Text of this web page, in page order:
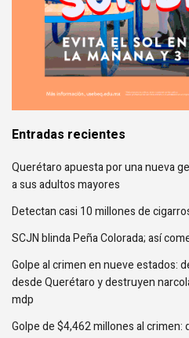
Entradas recientes
Querétaro apuesta por una nueva
a sus adultos mayores
Detectan casi 10 millones de
SCJN blinda Peña Colorada; así
Golpe al crimen en nueve estados:
desde Querétaro y destruyen
mdp
Golpe de $4,462 millones al